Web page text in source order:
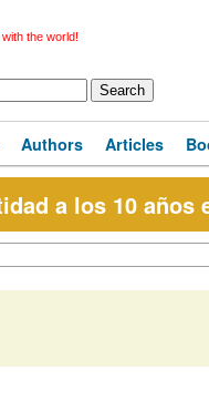
the world!
Authors Articles
a los 10 años